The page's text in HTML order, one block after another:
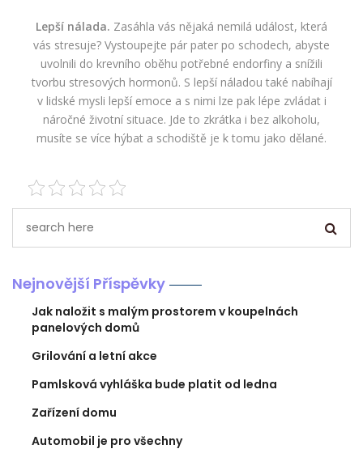
Lepší nálada. Zasáhla vás nějaká nemilá událost, která
vás stresuje? Vystoupejte pár pater po schodech, abyste
uvolnili do krevního oběhu potřebné endorfiny a snížili
tvorbu stresových hormonů. S lepší náladou také nabíhají
v lidské mysli lepší emoce a s nimi lze pak lépe zvládat i
náročné životní situace. Jde to zkrátka i bez alkoholu,
musíte se více hýbat a schodiště je k tomu jako dělané.
Nejnovější Příspěvky
Jak naložit s malým prostorem v koupelnách
panelových domů
Grilování a letní akce
Pamlsková vyhláška bude platit od ledna
Zařízení domu
Automobil je pro všechny